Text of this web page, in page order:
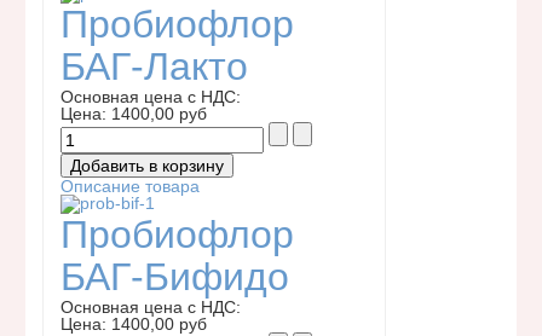
Пробиофлор
БАГ-Лакто
Основная цена с НДС:
Цена: 1400,00 руб
Описание товара
Пробиофлор
БАГ-Бифидо
Основная цена с НДС:
Цена: 1400,00 руб